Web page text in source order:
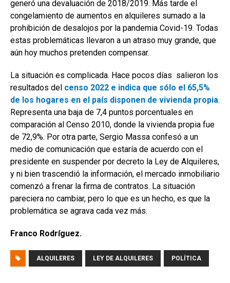
generó una devaluación de 2018/2019. Más tarde el
congelamiento de aumentos en alquileres sumado a la
prohibición de desalojos por la pandemia Covid-19. Todas
estas problemáticas llevaron a un atraso muy grande, que
aún hoy muchos pretenden compensar.
La situación es complicada. Hace pocos días salieron los
resultados del censo 2022 e indica que sólo el 65,5%
de los hogares en el país disponen de vivienda propia.
Representa una baja de 7,4 puntos porcentuales en
comparación al Censo 2010, donde la vivienda propia fue
de 72,9%. Por otra parte, Sergio Massa confesó a un
medio de comunicación que estaría de acuerdo con el
presidente en suspender por decreto la Ley de Alquileres,
y ni bien trascendió la información, el mercado inmobiliario
comenzó a frenar la firma de contratos. La situación
pareciera no cambiar, pero lo que es un hecho, es que la
problemática se agrava cada vez más.
Franco Rodríguez.
ALQUILERES LEY DE ALQUILERES POLÍTICA